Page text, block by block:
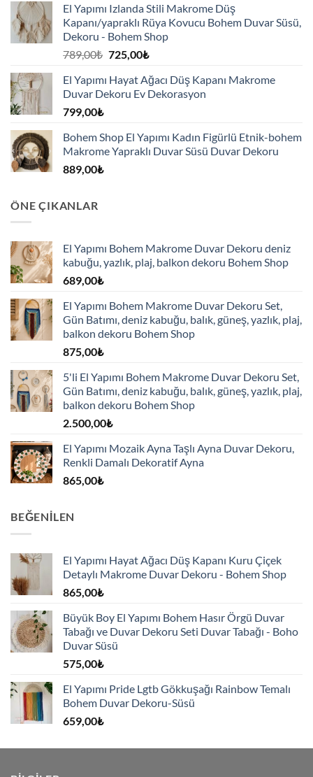
El Yapımı Izlanda Stili Makrome Düş
Kapanı/yapraklı Rüya Kovucu Bohem Duvar Süsü,
Dekoru - Bohem Shop
789,00₺ Orijinal
789,00₺.
725,00₺Şu
fiyat:
725,00₺.
El Yapımı Hayat Ağacı Düş Kapanı Makrome
Duvar Dekoru Ev Dekorasyon
799,00₺
Bohem Shop El Yapımı Kadın Figürlü Etnik-bohem
Makrome Yapraklı Duvar Süsü Duvar Dekoru
889,00₺
ÖNE ÇIKANLAR
El Yapımı Bohem Makrome Duvar Dekoru deniz
kabuğu, yazlık, plaj, balkon dekoru Bohem Shop
689,00₺
El Yapımı Bohem Makrome Duvar Dekoru Set,
Gün Batımı, deniz kabuğu, balık, güneş, yazlık, plaj,
balkon dekoru Bohem Shop
875,00₺
5'li El Yapımı Bohem Makrome Duvar Dekoru Set,
Gün Batımı, deniz kabuğu, balık, güneş, yazlık, plaj,
balkon dekoru Bohem Shop
2.500,00₺
El Yapımı Mozaik Ayna Taşlı Ayna Duvar Dekoru,
Renkli Damalı Dekoratif Ayna
865,00₺
BEĞENILEN
El Yapımı Hayat Ağacı Düş Kapanı Kuru Çiçek
Detaylı Makrome Duvar Dekoru - Bohem Shop
865,00₺
Büyük Boy El Yapımı Bohem Hasır Örgü Duvar
Tabağı ve Duvar Dekoru Seti Duvar Tabağı - Boho
Duvar Süsü
575,00₺
El Yapımı Pride Lgtb Gökkuşağı Rainbow Temalı
Bohem Duvar Dekoru-Süsü
659,00₺